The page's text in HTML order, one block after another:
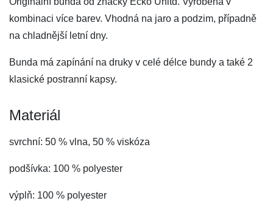
kombinaci více barev. Vhodná na jaro a podzim, případně
na chladnější letní dny.
Bunda má zapínání na druky v celé délce bundy a také 2
klasické postranní kapsy.
Materiál
svrchní: 50 % vlna, 50 % viskóza
podšívka: 100 % polyester
výplň: 100 % polyester